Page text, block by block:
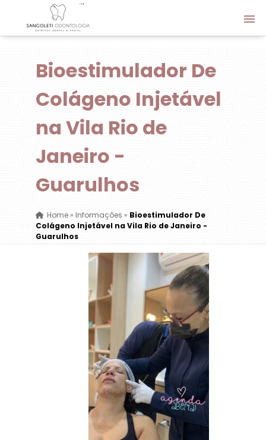
Bioestimulador De
Colágeno Injetável
na Vila Rio de
Janeiro -
Guarulhos
Home» Informações » Bioestimulador De
Colágeno Injetável na Vila Rio de Janeiro -
Guarulhos